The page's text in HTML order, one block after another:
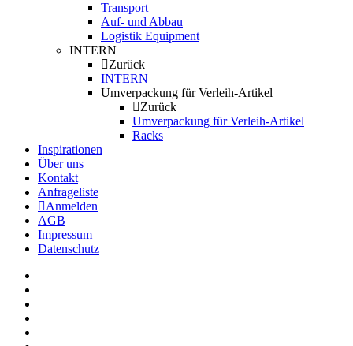
Transport
Auf- und Abbau
Logistik Equipment
INTERN
Zurück
INTERN
Umverpackung für Verleih-Artikel
Zurück
Umverpackung für Verleih-Artikel
Racks
Inspirationen
Über uns
Kontakt
Anfrageliste
Anmelden
AGB
Impressum
Datenschutz